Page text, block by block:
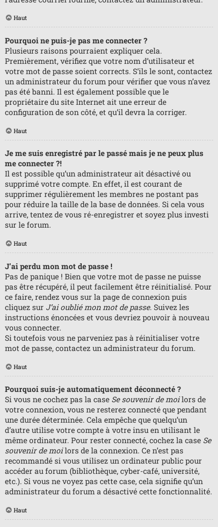
Haut
Pourquoi ne puis-je pas me connecter ?
Plusieurs raisons pourraient expliquer cela.
Premièrement, vérifiez que votre nom d’utilisateur et
votre mot de passe soient corrects. S’ils le sont, contactez
un administrateur du forum pour vérifier que vous n’avez
pas été banni. Il est également possible que le
propriétaire du site Internet ait une erreur de
configuration de son côté, et qu’il devra la corriger.
Haut
Je me suis enregistré par le passé mais je ne peux plus
me connecter ?!
Il est possible qu’un administrateur ait désactivé ou
supprimé votre compte. En effet, il est courant de
supprimer régulièrement les membres ne postant pas
pour réduire la taille de la base de données. Si cela vous
arrive, tentez de vous ré-enregistrer et soyez plus investi
sur le forum.
Haut
J’ai perdu mon mot de passe !
Pas de panique ! Bien que votre mot de passe ne puisse
pas être récupéré, il peut facilement être réinitialisé. Pour
ce faire, rendez vous sur la page de connexion puis
cliquez sur J’ai oublié mon mot de passe. Suivez les
instructions énoncées et vous devriez pouvoir à nouveau
vous connecter.
Si toutefois vous ne parveniez pas à réinitialiser votre
mot de passe, contactez un administrateur du forum.
Haut
Pourquoi suis-je automatiquement déconnecté ?
Si vous ne cochez pas la case Se souvenir de moilors de
votre connexion, vous ne resterez connecté que pendant
une durée déterminée. Cela empêche que quelqu’un
d’autre utilise votre compte à votre insu en utilisant le
même ordinateur. Pour rester connecté, cochez la case Se
souvenir de moilors de la connexion. Ce n’est pas
recommandé si vous utilisez un ordinateur public pour
accéder au forum (bibliothèque, cyber-café, université,
etc.). Si vous ne voyez pas cette case, cela signifie qu’un
administrateur du forum a désactivé cette fonctionnalité.
Haut